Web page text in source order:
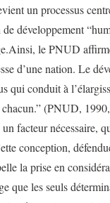
un processus
développement
le PNUD
d’une nation. Le
qui conduit à
(PNUD,
facteur nécessaire,
conception,
la prise en
que les seuls